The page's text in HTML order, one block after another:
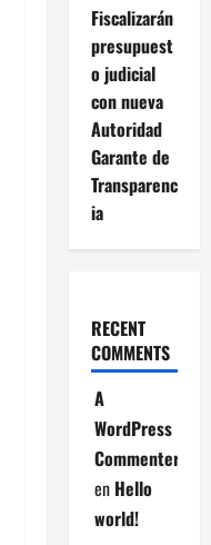
Fiscalizarán
presupuest
o judicial
con nueva
Autoridad
Garante de
Transparenc
ia
RECENT
COMMENTS
A
WordPress
Commenter
en Hello
world!